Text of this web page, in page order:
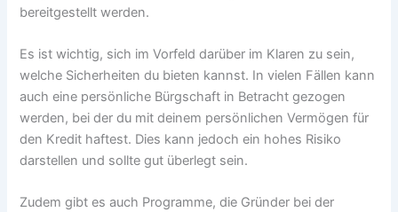
bereitgestellt werden.
Es ist wichtig, sich im Vorfeld darüber im Klaren zu sein,
welche Sicherheiten du bieten kannst. In vielen Fällen kann
auch eine persönliche Bürgschaft in Betracht gezogen
werden, bei der du mit deinem persönlichen Vermögen für
den Kredit haftest. Dies kann jedoch ein hohes Risiko
darstellen und sollte gut überlegt sein.
Zudem gibt es auch Programme, die Gründer bei der